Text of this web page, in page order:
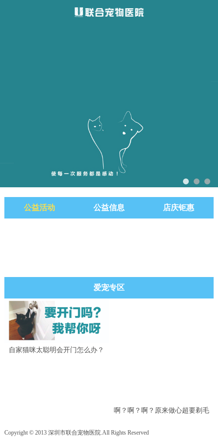
公益活动 公益信息 店庆钜惠
爱宠专区
自家猫咪太聪明会开门怎么办？
啊？啊？啊？原来做心超要剃毛
Copyright © 2013 深圳市联合宠物医院.All Rights Reserved